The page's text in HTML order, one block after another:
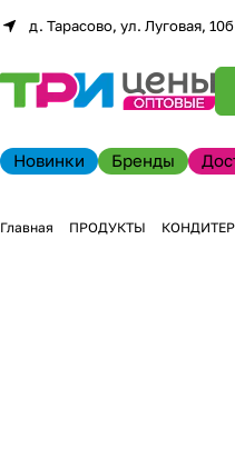
д. Тарасово, ул. Луговая, 10б
Новинки Бренды
Главная ПРОДУКТЫ